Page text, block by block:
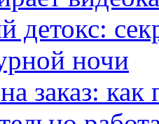
детокс:
ночи
заказ: